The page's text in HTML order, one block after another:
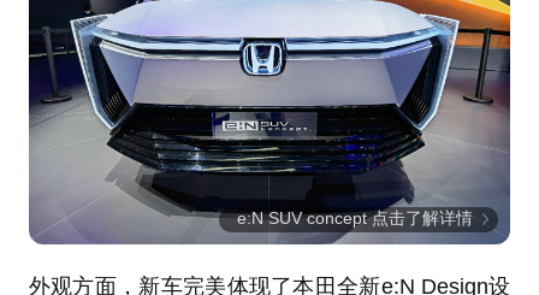
e:N SUV concept 点击了解详情
外观方面，新车完美体现了本田全新e:N Design设